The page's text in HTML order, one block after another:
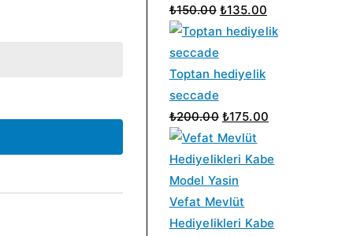
₺150.00 O
r
j
n
a
l
f
i
y
₺135.00Ş
u
a
i
y
Toptan hediyelik
seccade
₺200.00 O
r
i
j
i
n
₺175.00Ş
a
a
Vefat Mevlüt
Hediyelikleri Kabe